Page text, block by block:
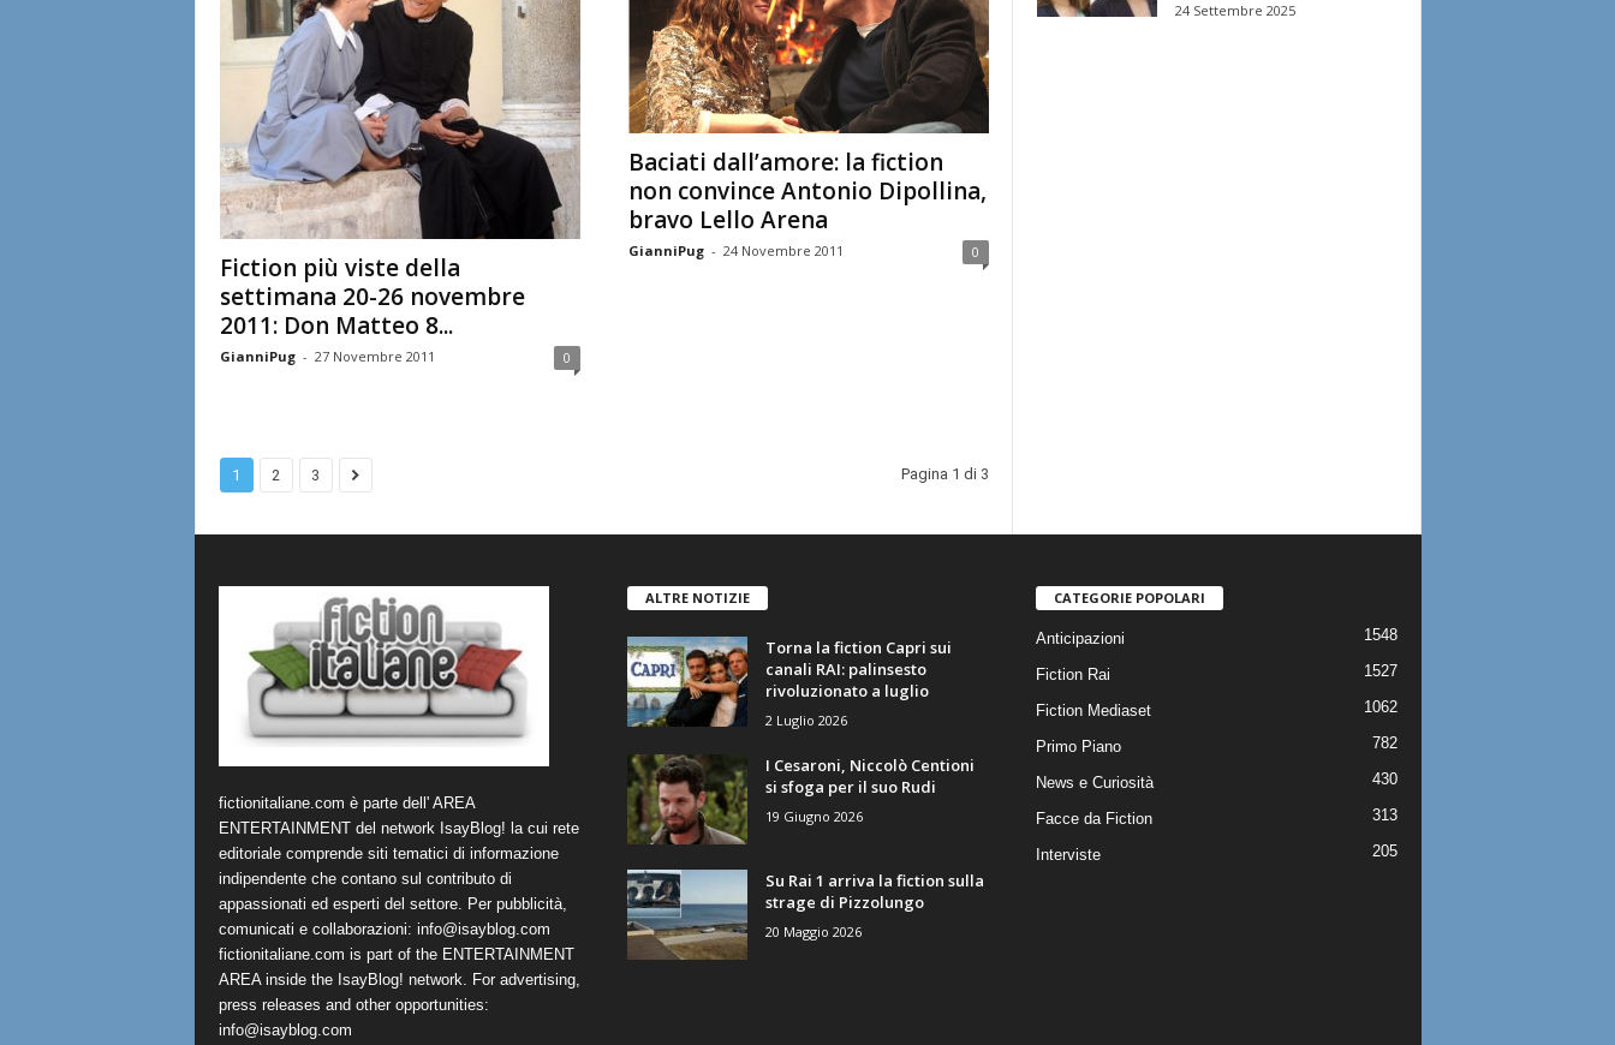
Fiction più viste della
settimana 20-26 novembre
2011: Don Matteo 8...
GianniPug - 27 Novembre 2011 0
Baciati dall’amore: la fiction
non convince Antonio Dipollina,
bravo Lello Arena
GianniPug - 24 Novembre 2011 0
1 2 3 Pagina 1 di 3
24 Settembre 2025
fictionitaliane.com è parte dell' AREA
ENTERTAINMENT del network IsayBlog! la cui rete
editoriale comprende siti tematici di informazione
indipendente che contano sul contributo di
appassionati ed esperti del settore. Per pubblicità,
comunicati e collaborazioni: info@isayblog.com
fictionitaliane.com is part of the ENTERTAINMENT
AREA inside the IsayBlog! network. For advertising,
press releases and other opportunities:
info@isayblog.com
ALTRE NOTIZIE
Torna la fiction Capri sui
canali RAI: palinsesto
rivoluzionato a luglio
2 Luglio 2026
I Cesaroni, Niccolò Centioni
si sfoga per il suo Rudi
19 Giugno 2026
Su Rai 1 arriva la fiction sulla
strage di Pizzolungo
20 Maggio 2026
CATEGORIE POPOLARI
Anticipazioni 1548
Fiction Rai 1527
Fiction Mediaset 1062
Primo Piano 782
News e Curiosità 430
Facce da Fiction 313
Interviste 205